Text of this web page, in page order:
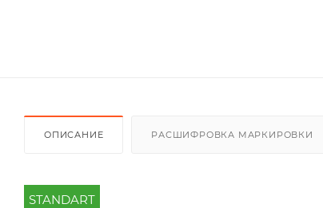
ОПИСАНИЕ РАСШИФРОВКА МАРКИРОВКИ
STANDART